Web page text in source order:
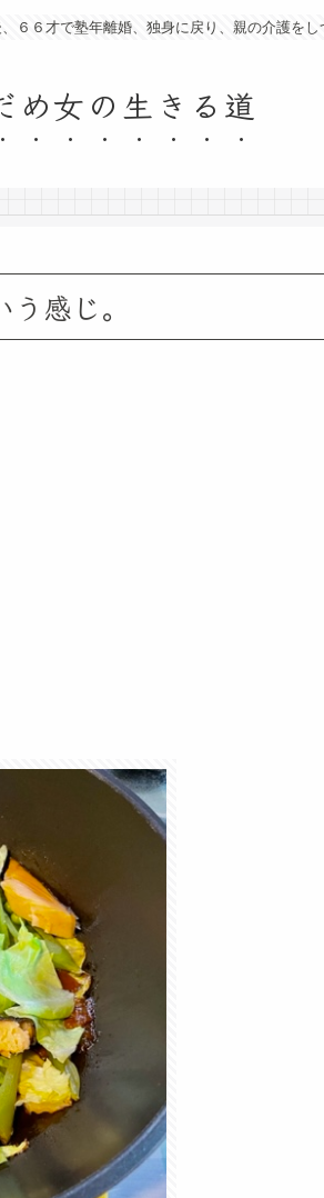
６６才で塾年離婚、独身に戻り、親の介護を
め女の生きる道
感じ。